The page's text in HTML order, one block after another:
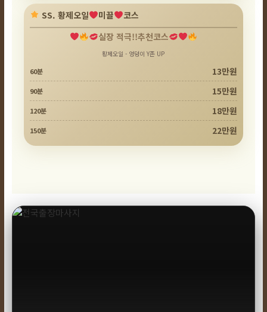
SS. 황제오일 미끌
코스
실장 적극!!추천코스
황제오일 - 엉덩이 Y존 UP
60분 13만원
90분 15만원
120분 18만원
150분 22만원